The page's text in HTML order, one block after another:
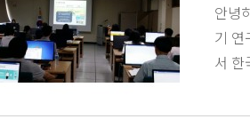
안녕
기 연
서 한